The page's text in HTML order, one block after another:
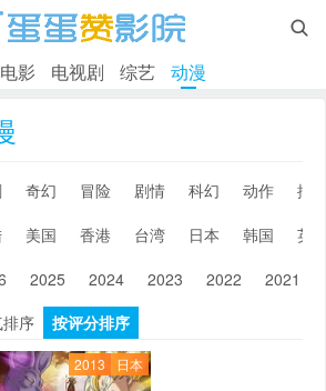

电影 电视剧 综艺 动漫
奇幻 冒险 剧情 科幻 动作
搞
美国 香港 台湾 日本 韩国
英
2025 2024 2023 2022 2021
序 按评分排序
2013 日本